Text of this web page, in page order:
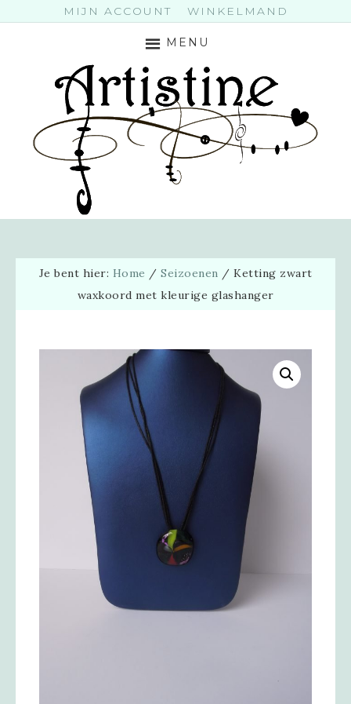
MIJN ACCOUNT WINKELMAND
MENU
Je bent hier: Home / Seizoenen / Ketting zwart
waxkoord met kleurige glashanger